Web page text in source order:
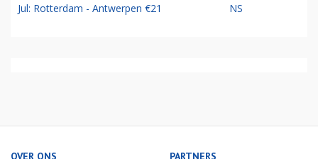
Jul: Amsterdam - Berlijn €38 Eurostar